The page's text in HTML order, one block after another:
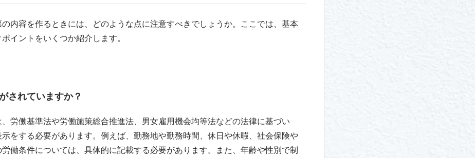
内容を作るときには、どのような点に注意すべきでしょうか。ここでは、基本
イントをいくつか紹介します。
されていますか？
労働基準法や労働施策総合推進法、男女雇用機会均等法などの法律に基づい
をする必要があります。例えば、勤務地や勤務時間、休日や休暇、社会保険や
働条件については、具体的に記載する必要があります。また、年齢や性別で制